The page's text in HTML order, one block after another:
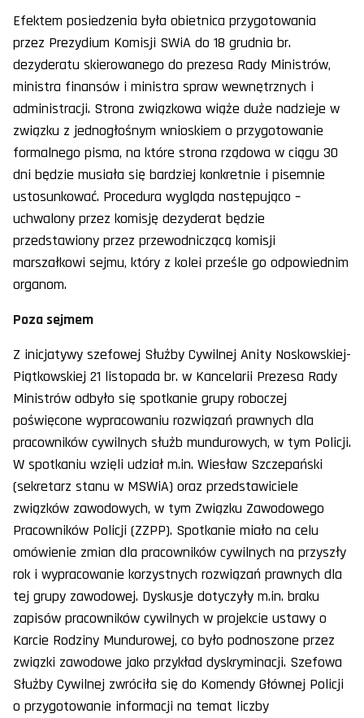
Efektem posiedzenia była obietnica przygotowania
przez Prezydium Komisji SWiA do 18 grudnia br.
dezyderatu skierowanego do prezesa Rady Ministrów,
ministra finansów i ministra spraw wewnętrznych i
administracji. Strona związkowa wiąże duże nadzieje w
związku z jednogłośnym wnioskiem o przygotowanie
formalnego pisma, na które strona rządowa w ciągu 30
dni będzie musiała się bardziej konkretnie i pisemnie
ustosunkować. Procedura wygląda następująco –
uchwalony przez komisję dezyderat będzie
przedstawiony przez przewodniczącą komisji
marszałkowi sejmu, który z kolei prześle go odpowiednim
organom.
Poza sejmem
Z inicjatywy szefowej Służby Cywilnej Anity Noskowskiej-
Piątkowskiej 21 listopada br. w Kancelarii Prezesa Rady
Ministrów odbyło się spotkanie grupy roboczej
poświęcone wypracowaniu rozwiązań prawnych dla
pracowników cywilnych służb mundurowych, w tym Policji.
W spotkaniu wzięli udział m.in. Wiesław Szczepański
(sekretarz stanu w MSWiA) oraz przedstawiciele
związków zawodowych, w tym Związku Zawodowego
Pracowników Policji (ZZPP). Spotkanie miało na celu
omówienie zmian dla pracowników cywilnych na przyszły
rok i wypracowanie korzystnych rozwiązań prawnych dla
tej grupy zawodowej. Dyskusje dotyczyły m.in. braku
zapisów pracowników cywilnych w projekcie ustawy o
Karcie Rodziny Mundurowej, co było podnoszone przez
związki zawodowe jako przykład dyskryminacji. Szefowa
Służby Cywilnej zwróciła się do Komendy Głównej Policji
o przygotowanie informacji na temat liczby